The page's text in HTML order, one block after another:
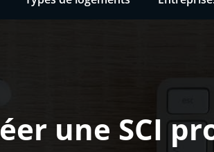
une SCI